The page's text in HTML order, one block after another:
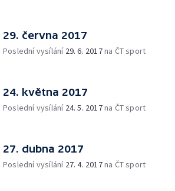
29. června 2017
Poslední vysílání 29. 6. 2017na ČT sport
24. května 2017
Poslední vysílání 24. 5. 2017na ČT sport
27. dubna 2017
Poslední vysílání 27. 4. 2017na ČT sport